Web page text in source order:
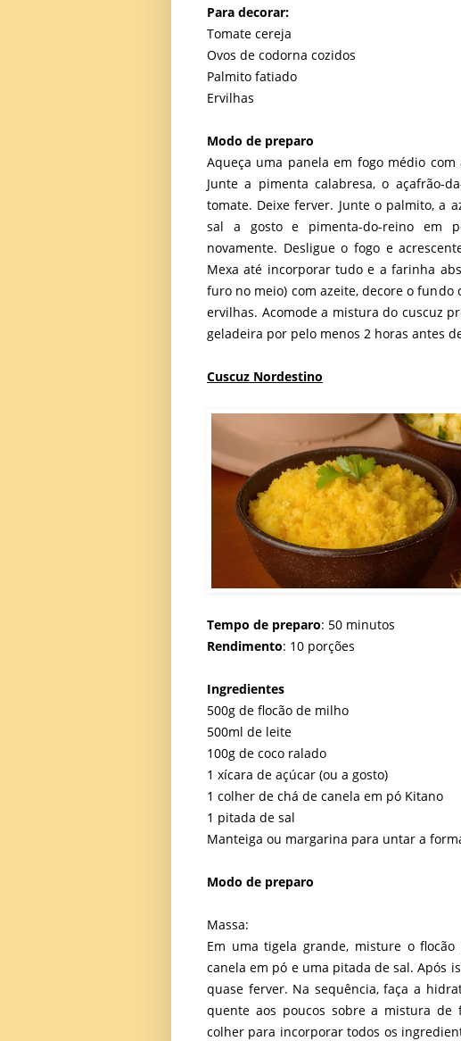
Para decorar:
Tomate cereja
Ovos de codorna cozidos
Palmito fatiado
Ervilhas
Modo de preparo
Aqueça uma panela em fogo médio
Junte a pimenta calabresa, o açafrão-
tomate. Deixe ferver. Junte o palmito, a
sal a gosto e pimenta-do-reino em
novamente. Desligue o fogo e
Mexa até incorporar tudo e a farinha
furo no meio) com azeite, decore o
ervilhas. Acomode a mistura do cuscuz
geladeira por pelo menos 2 horas antes
Cuscuz Nordestino
Tempo de preparo: 50 minutos
Rendimento: 10 porções
Ingredientes
500g de flocão de milho
500ml de leite
100g de coco ralado
1 xícara de açúcar (ou a gosto)
1 colher de chá de canela em pó Kitano
1 pitada de sal
Manteiga ou margarina para untar a
Modo de preparo
Massa:
Em uma tigela grande, misture o
canela em pó e uma pitada de sal. Após
quase ferver. Na sequência, faça a
quente aos poucos sobre a mistura de
colher para incorporar todos os